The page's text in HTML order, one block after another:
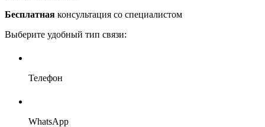
Бесплатная консультация со специалистом
Выберите удобный тип связи:
Телефон
WhatsApp